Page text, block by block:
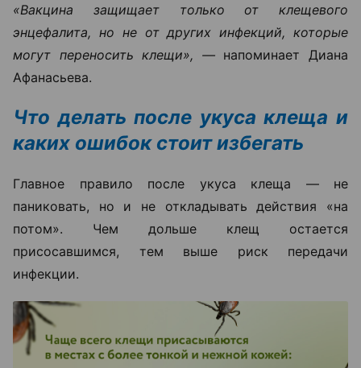
«Вакцина защищает только от клещевого
энцефалита, но не от других инфекций, которые
могут переносить клещи», —напоминает Диана
Афанасьева.
Что делать после укуса клеща и
каких ошибок стоит избегать
Главное правило после укуса клеща — не
паниковать, но и не откладывать действия «на
потом». Чем дольше клещ остается
присосавшимся, тем выше риск передачи
инфекции.